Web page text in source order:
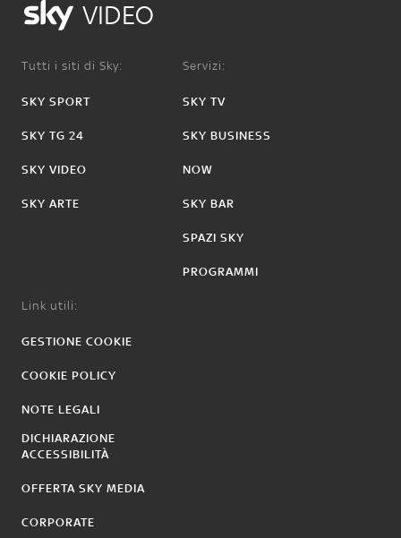
VIDEO
Tutti i siti di Sky:
SKY SPORT
SKY TG 24
SKY VIDEO
SKY ARTE
Servizi:
SKY TV
SKY BUSINESS
NOW
SKY BAR
SPAZI SKY
PROGRAMMI
Link utili:
GESTIONE COOKIE
COOKIE POLICY
NOTE LEGALI
DICHIARAZIONE
ACCESSIBILITÀ
OFFERTA SKY MEDIA
CORPORATE